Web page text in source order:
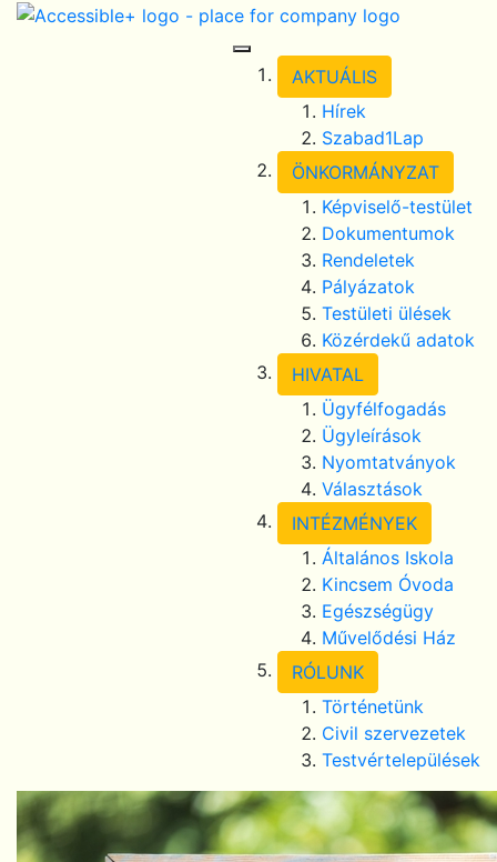
Skip Navigation
Toggle Navigation
AKTUÁLIS
Hírek
Szabad1Lap
ÖNKORMÁNYZAT
Képviselő-testület
Dokumentumok
Rendeletek
Pályázatok
Testületi ülések
Közérdekű adatok
HIVATAL
Ügyfélfogadás
Ügyleírások
Nyomtatványok
Választások
INTÉZMÉNYEK
Általános Iskola
Kincsem Óvoda
Egészségügy
Művelődési Ház
RÓLUNK
Történetünk
Civil szervezetek
Testvértelepülések